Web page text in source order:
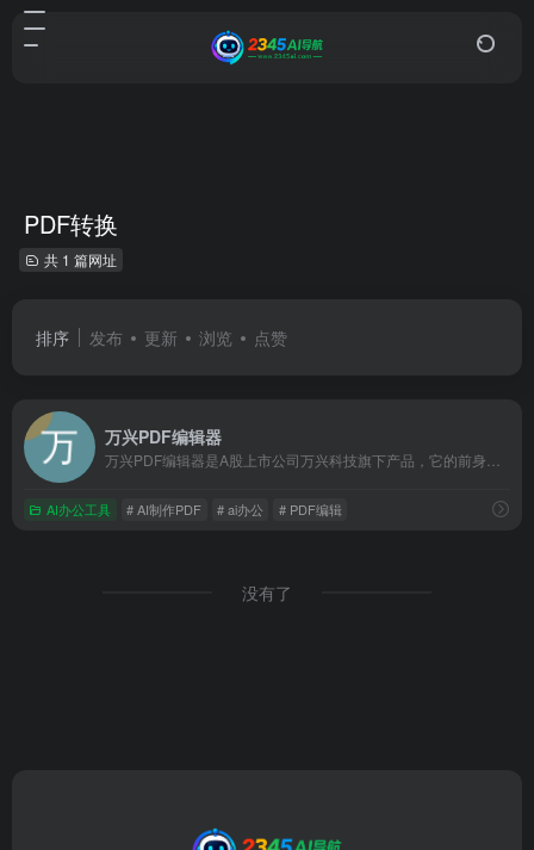
PDF转换
共 1 篇网址
排序 发布 更新 浏览 点赞
万兴PDF编辑器
AI办公工具 # AI制作PDF # ai办公 # PDF编辑
没有了